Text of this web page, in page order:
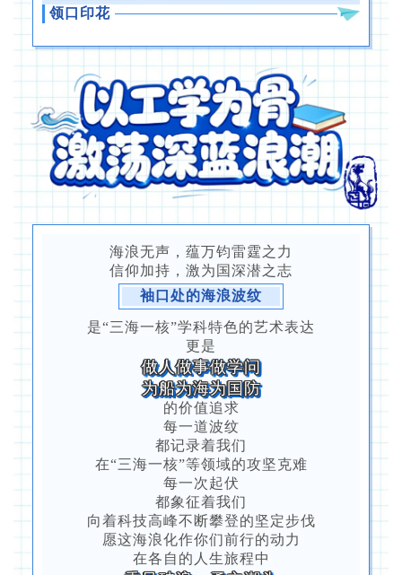
领口印花
海浪无声，蕴万钧雷霆之力
信仰加持，激为国深潜之志
袖口处的海浪波纹
是“三海一核”学科特色的艺术表达
更是
做人做事做学问
为船为海为国防
的价值追求
每一道波纹
都记录着我们
在“三海一核”等领域的攻坚克难
每一次起伏
都象征着我们
向着科技高峰不断攀登的坚定步伐
愿这海浪化作你们前行的动力
在各自的人生旅程中